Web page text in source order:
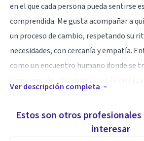
en el que cada persona pueda sentirse
comprendida. Me gusta acompañar a
un proceso de cambio, respetando su
necesidades, con cercanía y empatía.
como un encuentro humano donde se
el bienestar. Mi manera de trabajar
se sientan cómodas para expresarse
Ver descripción completa
Estos son otros
interesar